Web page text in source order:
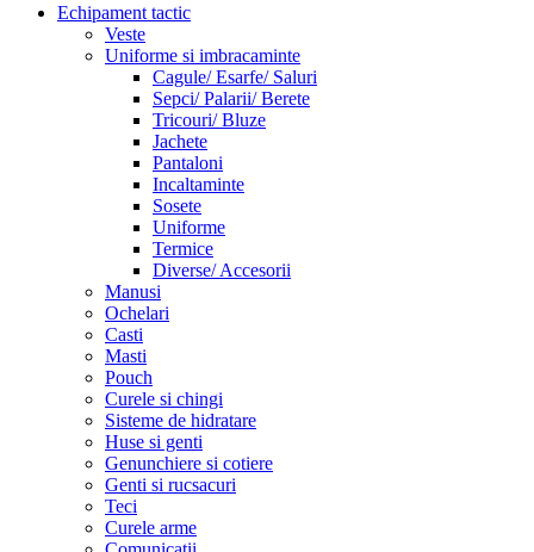
Echipament tactic
Veste
Uniforme si imbracaminte
Cagule/ Esarfe/ Saluri
Sepci/ Palarii/ Berete
Tricouri/ Bluze
Jachete
Pantaloni
Incaltaminte
Sosete
Uniforme
Termice
Diverse/ Accesorii
Manusi
Ochelari
Casti
Masti
Pouch
Curele si chingi
Sisteme de hidratare
Huse si genti
Genunchiere si cotiere
Genti si rucsacuri
Teci
Curele arme